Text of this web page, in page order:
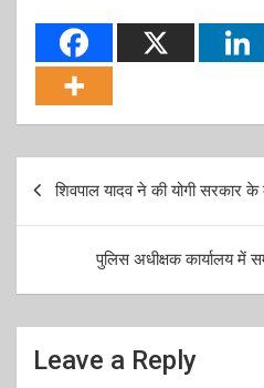
Post
शिवपाल यादव ने की योगी सरकार के
पुलिस अधीक्षक कार्यालय में
Leave a Reply